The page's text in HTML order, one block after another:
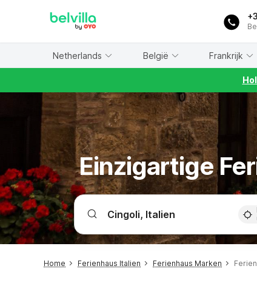
Netherlands België Frankrijk
Einzigartige
Home Ferienhaus Italien Ferienhaus Marken